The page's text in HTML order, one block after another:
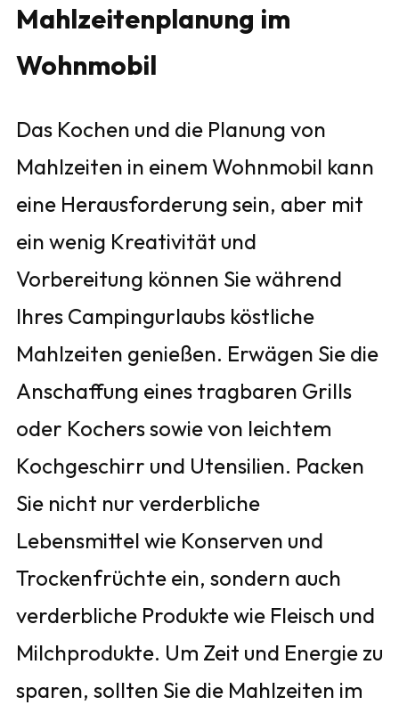
Mahlzeitenplanung im
Wohnmobil
Das Kochen und die Planung von
Mahlzeiten in einem Wohnmobil kann
eine Herausforderung sein, aber mit
ein wenig Kreativität und
Vorbereitung können Sie während
Ihres Campingurlaubs köstliche
Mahlzeiten genießen. Erwägen Sie die
Anschaffung eines tragbaren Grills
oder Kochers sowie von leichtem
Kochgeschirr und Utensilien. Packen
Sie nicht nur verderbliche
Lebensmittel wie Konserven und
Trockenfrüchte ein, sondern auch
verderbliche Produkte wie Fleisch und
Milchprodukte. Um Zeit und Energie zu
sparen, sollten Sie die Mahlzeiten im